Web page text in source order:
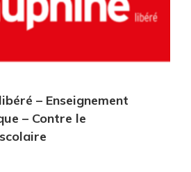
– Enseignement
– Contre le